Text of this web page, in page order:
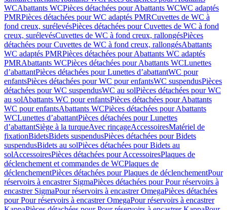
WCAbattants WCPièces détachées pour Abattants WCWC adaptés
PMRPièces détachées pour WC adaptés PMRCuvettes de WC à
fond creux, surélevésPièces détachées pour Cuvettes de WC à fond
creux, surélevésCuvettes de WC à fond creux, rallongésPièces
détachées pour Cuvettes de WC à fond creux, rallongésAbattants
WC adaptés PMRPièces détachées pour Abattants WC adaptés
PMRAbattants WCPièces détachées pour Abattants WCLunettes
d’abattantPièces détachées pour Lunettes d’abattantWC pour
enfantsPièces détachées pour WC pour enfantsWC suspendusPièces
détachées pour WC suspendusWC au solPièces détachées pour WC
au solAbattants WC pour enfantsPièces détachées pour Abattants
WC pour enfantsAbattants WCPièces détachées pour Abattants
WCLunettes d’abattantPièces détachées pour Lunettes
d’abattantSiège à la turqueAvec rinçageAccessoiresMatériel de
fixationBidetsBidets suspendusPièces détachées pour Bidets
suspendusBidets au solPièces détachées pour Bidets au
solAccessoiresPièces détachées pour AccessoiresPlaques de
déclenchement et commandes de WCPlaques de
déclenchementPièces détachées pour Plaques de déclenchementPour
réservoirs à encastrer SigmaPièces détachées pour Pour réservoirs à
encastrer SigmaPour réservoirs à encastrer OmegaPièces détachées
pour Pour réservoirs à encastrer OmegaPour réservoirs à encastrer